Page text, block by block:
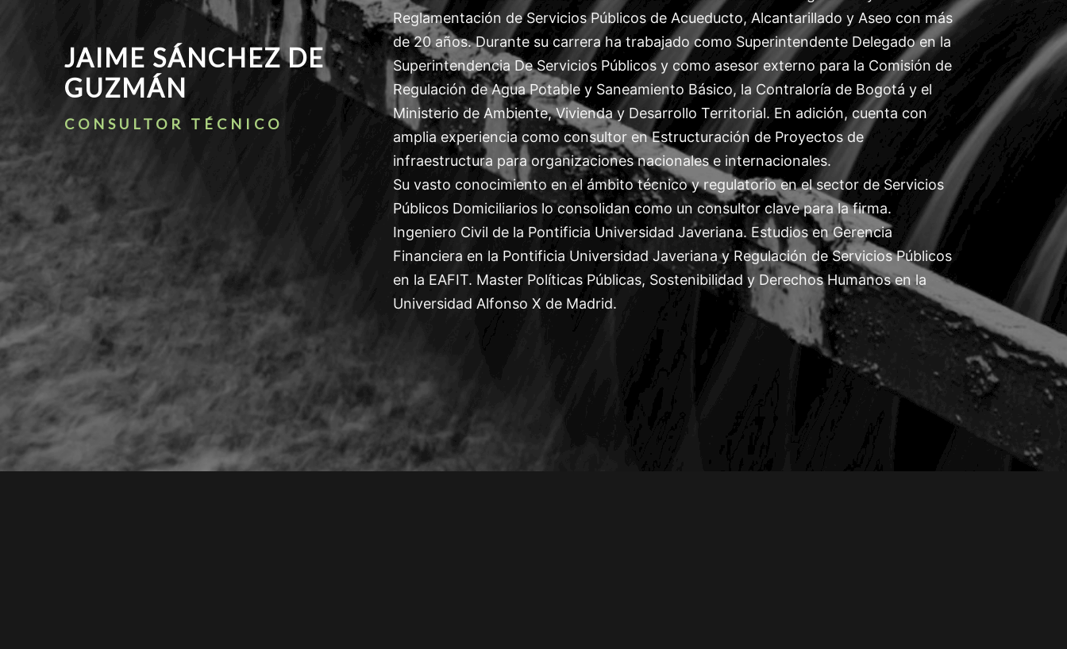
JAIME SÁNCHEZ DE
GUZMÁN
CONSULTOR TÉCNICO
Reglamentación de Servicios Públicos de Acueducto, Alcantarillado y Aseo con más
de 20 años. Durante su carrera ha trabajado como Superintendente Delegado en la
Superintendencia De Servicios Públicos y como asesor externo para la Comisión de
Regulación de Agua Potable y Saneamiento Básico, la Contraloría de Bogotá y el
Ministerio de Ambiente, Vivienda y Desarrollo Territorial. En adición, cuenta con
amplia experiencia como consultor en Estructuración de Proyectos de
infraestructura para organizaciones nacionales e internacionales.
Su vasto conocimiento en el ámbito técnico y regulatorio en el sector de Servicios
Públicos Domiciliarios lo consolidan como un consultor clave para la firma.
Ingeniero Civil de la Pontificia Universidad Javeriana. Estudios en Gerencia
Financiera en la Pontificia Universidad Javeriana y Regulación de Servicios Públicos
en la EAFIT. Master Políticas Públicas, Sostenibilidad y Derechos Humanos en la
Universidad Alfonso X de Madrid.